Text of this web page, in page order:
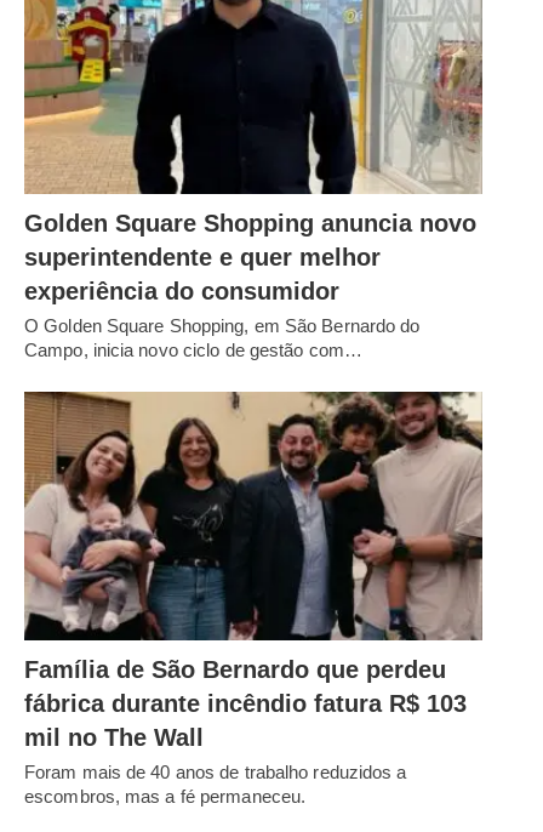
Golden Square Shopping anuncia novo
superintendente e quer melhor
experiência do consumidor
O Golden Square Shopping, em São Bernardo do
Campo, inicia novo ciclo de gestão com…
Família de São Bernardo que perdeu
fábrica durante incêndio fatura R$ 103
mil no The Wall
Foram mais de 40 anos de trabalho reduzidos a
escombros, mas a fé permaneceu.